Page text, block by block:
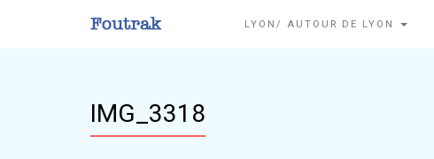
LYON/ AUTOUR DE LYON
IMG_3318